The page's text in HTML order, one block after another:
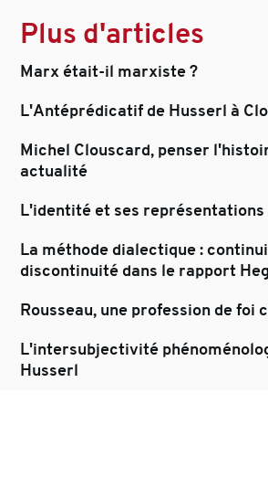
Plus d'articles
Marx était-il marxiste ?
L'Antéprédicatif de Husserl à
Michel Clouscard, penser
actualité
L'identité et ses représentations
La méthode dialectique :
discontinuité dans le rapport
Rousseau, une profession de foi
L'intersubjectivité
Husserl